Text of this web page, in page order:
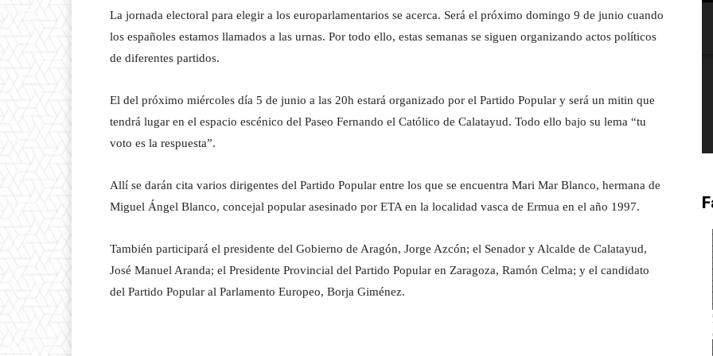
La jornada electoral para elegir a los europarlamentarios se acerca. Será el próximo domingo 9 de junio cuando
los españoles estamos llamados a las urnas. Por todo ello, estas semanas se siguen organizando actos políticos
de diferentes partidos.
El del próximo miércoles día 5 de junio a las 20h estará organizado por el Partido Popular y será un mitin que
tendrá lugar en el espacio escénico del Paseo Fernando el Católico de Calatayud. Todo ello bajo su lema “tu
voto es la respuesta”.
Allí se darán cita varios dirigentes del Partido Popular entre los que se encuentra Mari Mar Blanco, hermana de
Miguel Ángel Blanco, concejal popular asesinado por ETA en la localidad vasca de Ermua en el año 1997.
También participará el presidente del Gobierno de Aragón, Jorge Azcón; el Senador y Alcalde de Calatayud,
José Manuel Aranda; el Presidente Provincial del Partido Popular en Zaragoza, Ramón Celma; y el candidato
del Partido Popular al Parlamento Europeo, Borja Giménez.